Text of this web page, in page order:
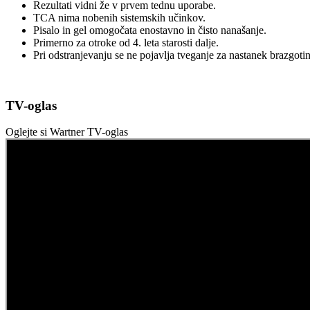
Rezultati vidni že v prvem tednu uporabe.
TCA nima nobenih sistemskih učinkov.
Pisalo in gel omogočata enostavno in čisto nanašanje.
Primerno za otroke od 4. leta starosti dalje.
Pri odstranjevanju se ne pojavlja tveganje za nastanek
TV-oglas
Oglejte si Wartner TV-oglas